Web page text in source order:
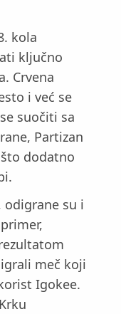
kola
ključno
Crvena
i već se
suočiti sa
Partizan
dodatno
su i
meč koji
Igokee.